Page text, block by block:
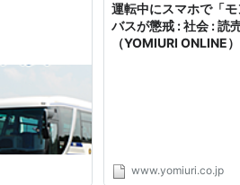
運転中にスマホで「
バスが懲戒 : 社会 : 読
（YOMIURI ONLINE）
www.yomiuri.co.jp